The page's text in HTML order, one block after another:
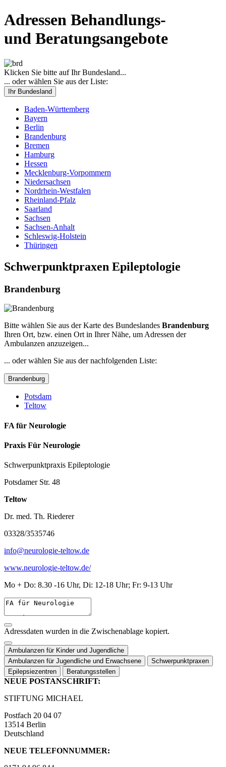
Adressen Behandlungs-
und Beratungsangebote
Klicken Sie bitte auf Ihr Bundesland...
... oder wählen Sie aus der Liste:
Ihr Bundesland
Baden-Württemberg
Bayern
Berlin
Brandenburg
Bremen
Hamburg
Hessen
Mecklenburg-Vorpommern
Niedersachsen
Nordrhein-Westfalen
Rheinland-Pfalz
Saarland
Sachsen
Sachsen-Anhalt
Schleswig-Holstein
Thüringen
Schwerpunktpraxen Epileptologie
Brandenburg
Bitte wählen Sie aus der Karte des Bundeslandes Brandenburg
Ihren Ort, bzw. einen Ort in Ihrer Nähe, um Adressen der
Ambulanzen anzuzeigen...
... oder wählen Sie aus der nachfolgenden Liste:
Brandenburg
Potsdam
Teltow
FA für Neurologie
Praxis Für Neurologie
Schwerpunktpraxis Epileptologie
Potsdamer Str. 48
Teltow
Dr. med. Th. Riederer
03328/3535746
info@neurologie-teltow.de
www.neurologie-teltow.de/
Mo + Do: 8.30 -16 Uhr, Di: 12-18 Uhr; Fr: 9-13 Uhr
Adressdaten wurden in die Zwischenablage kopiert.
Ambulanzen für Kinder und Jugendliche
Ambulanzen für Jugendliche und Erwachsene
Schwerpunktpraxen
Epilepsiezentren
Beratungsstellen
NEUE POSTANSCHRIFT:
STIFTUNG MICHAEL
Postfach 20 04 07
13514 Berlin
Deutschland
NEUE TELEFONNUMMER: